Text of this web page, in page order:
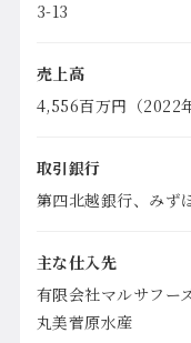
3-13
売上高
4,556百万円（2022
取引銀行
第四北越銀行、みず
主な仕入先
有限会社マルサフー
丸美菅原水産